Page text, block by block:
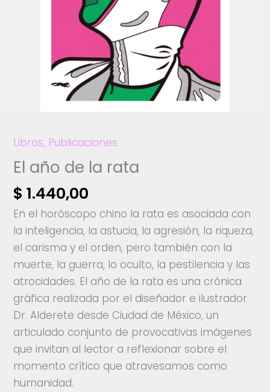
Libros, Publicaciones
El año de la rata
$ 1.440,00
En el horóscopo chino la rata es asociada con
la inteligencia, la astucia, la agresión, la riqueza,
el carisma y el orden, pero también con la
muerte, la guerra, lo oculto, la pestilencia y las
atrocidades. El año de la rata es una crónica
gráfica realizada por el diseñador e ilustrador
Dr. Alderete desde Ciudad de México, un
articulado conjunto de provocativas imágenes
que invitan al lector a reflexionar sobre el
momento crítico que atravesamos como
humanidad.